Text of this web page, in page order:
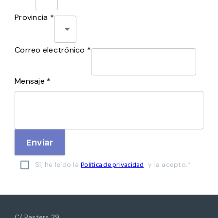
Provincia *
Correo electrónico *
Mensaje *
Enviar
Sí, he leído la Política de privacidad y la acepto.*